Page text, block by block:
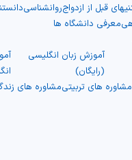
قبل از ازدواجروانشناسی
معرفی دانشگاه ها
آموزش زبان انگلیسی
(رایگان)
مشاوره های تربیتیمشاوره های